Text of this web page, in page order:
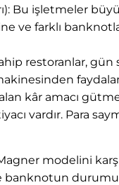
Bu işletmeler
ve farklı
restoranlar, gün
kâr amacı
vardır. Para
modelini
banknotun